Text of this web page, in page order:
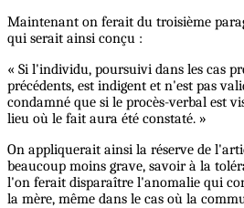
Maintenant on ferait du troisième
qui serait ainsi conçu :
« Si l'individu, poursuivi dans les cas
précédents, est indigent et n'est pas
condamné que si le procès-verbal est
lieu où le fait aura été constaté. »
On appliquerait ainsi la réserve de
beaucoup moins grave, savoir à la
l'on ferait disparaître l'anomalie qui
la mère, même dans le cas où la